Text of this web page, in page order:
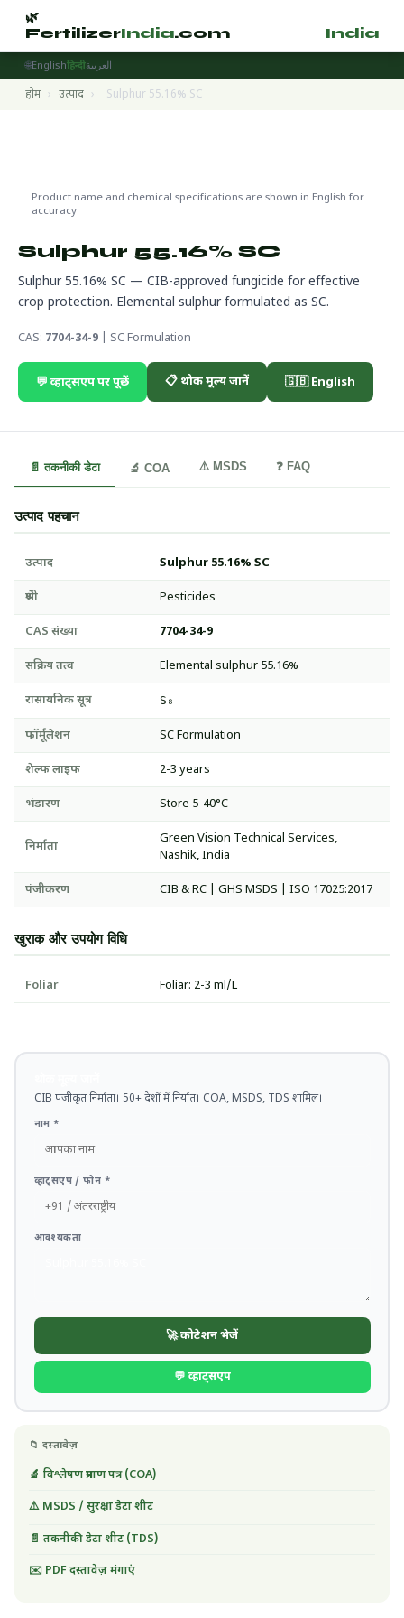
🌿
FertilizerIndia.com India
🌐Englishहिन्दीالعربية
होम › उत्पाद › Sulphur 55.16% SC
Product name and chemical specifications are shown in English for
accuracy
Sulphur 55.16% SC
Sulphur 55.16% SC — CIB-approved fungicide for effective
crop protection. Elemental sulphur formulated as SC.
CAS: 7704-34-9 | SC Formulation
💬 व्हाट्सएप पर पूछें 📋 थोक मूल्य जानें 🇬🇧 English
📄 तकनीकी डेटा 🔬 COA ⚠️ MSDS ❓ FAQ
उत्पाद पहचान
उत्पाद Sulphur 55.16% SC
श्रेणी Pesticides
CAS संख्या 7704-34-9
सक्रिय तत्व Elemental sulphur 55.16%
रासायनिक सूत्र S₈
फॉर्मूलेशन SC Formulation
शेल्फ लाइफ 2-3 years
भंडारण Store 5-40°C
निर्माता
Green Vision Technical Services,
Nashik, India
पंजीकरण CIB & RC | GHS MSDS | ISO 17025:2017
खुराक और उपयोग विधि
Foliar Foliar: 2-3 ml/L
CIB पंजीकृत निर्माता। 50+ देशों में निर्यात। COA, MSDS, TDS शामिल।
नाम *
व्हाट्सएप / फोन *
आवश्यकता
🚀 कोटेशन भेजें
💬 व्हाट्सएप
📁 दस्तावेज़
🔬 विश्लेषण प्रमाण पत्र (COA)
⚠️ MSDS / सुरक्षा डेटा शीट
📄 तकनीकी डेटा शीट (TDS)
✉️ PDF दस्तावेज़ मंगाएं